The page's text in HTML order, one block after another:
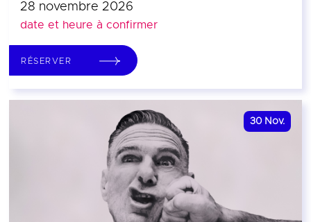
28 novembre 2026
date et heure à confirmer
RÉSERVER
30 Nov.